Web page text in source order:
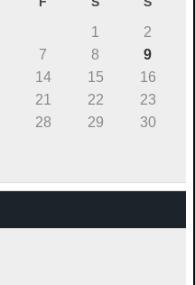
1
2
7 8
9
14 15
16
21 22
23
28 29
30